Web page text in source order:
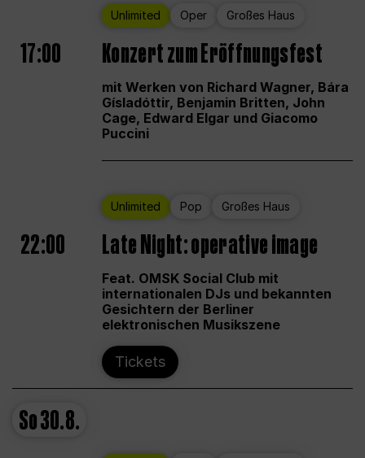
Unlimited Oper Großes Haus
17:00 Konzert zum Eröffnungsfest
mit Werken von Richard Wagner, Bára
Gísladóttir, Benjamin Britten, John
Cage, Edward Elgar und Giacomo
Puccini
Unlimited Pop Großes Haus
22:00 Late Night: operative image
Feat. OMSK Social Club mit
internationalen DJs und bekannten
Gesichtern der Berliner
elektronischen Musikszene
Tickets
So30.8.